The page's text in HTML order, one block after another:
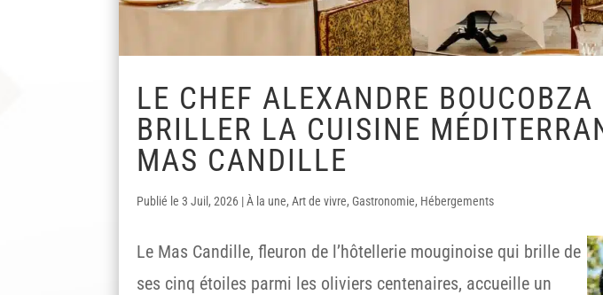
LE CHEF ALEXANDRE BOUCOBZA
BRILLER LA CUISINE
MAS CANDILLE
3 Juil, 2026 |À la une,Art de vivre,Gastronomie, Hébergements
Le Mas Candille, fleuron de l’hôtellerie mouginoise qui brille de
ses cinq étoiles parmi les oliviers centenaires, accueille un